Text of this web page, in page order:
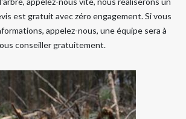
est gratuit avec zéro engagement. Si vous
appelez-nous, une équipe sera à
conseiller gratuitement.